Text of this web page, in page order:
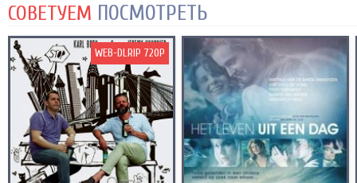
СОВЕТУЕМ ПОСМОТРЕТЬ
WEB-DLRIP 720P